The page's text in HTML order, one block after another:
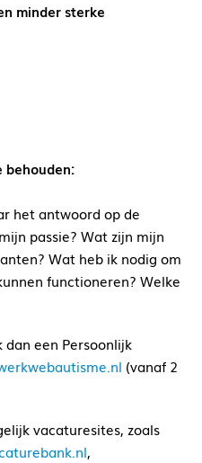
minder sterke
behouden:
het antwoord op de
passie? Wat zijn mijn
Wat heb ik nodig om
functioneren? Welke
een Persoonlijk
(vanaf 2
vacaturesites, zoals
,